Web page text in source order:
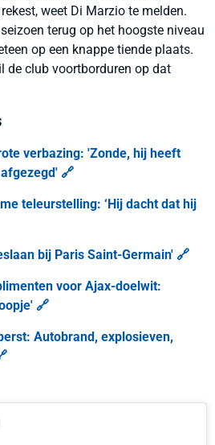
weet Di Marzio te melden.
terug op het hoogste niveau
op een knappe tiende plaats.
de club voortborduren op dat
verbazing: 'Zonde, hij heeft
🔗
teleurstelling: ‘Hij dacht dat hij
bij Paris Saint-Germain' 🔗
voor Ajax-doelwit:
🔗
Autobrand, explosieven,